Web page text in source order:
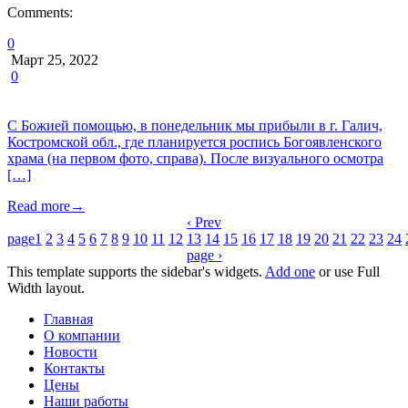
Comments:
0
Март 25, 2022
0
С Божией помощью, в понедельник мы прибыли в г. Галич,
Костромской обл., где планируется роспись Богоявленского
храма (на первом фото, справа). После визуального осмотра
[…]
Read more→
‹ Prev
page1 2 3 4 5 6 7 8 9 10 11 12 13 14 15 16 17 18 19 20 21 22 23 24
page ›
This template supports the sidebar's widgets. Add one or use Full
Width layout.
Главная
О компании
Новости
Контакты
Цены
Наши работы